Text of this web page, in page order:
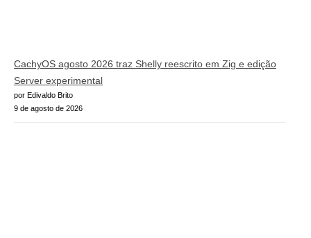
CachyOS agosto 2026 traz Shelly reescrito em Zig e edição
Server experimental
por Edivaldo Brito
9 de agosto de 2026